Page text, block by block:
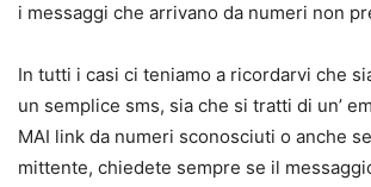
i messaggi che arrivano da numeri non
In tutti i casi ci teniamo a ricordarvi che
un semplice sms, sia che si tratti di un’
MAI link da numeri sconosciuti o anche
mittente, chiedete sempre se il